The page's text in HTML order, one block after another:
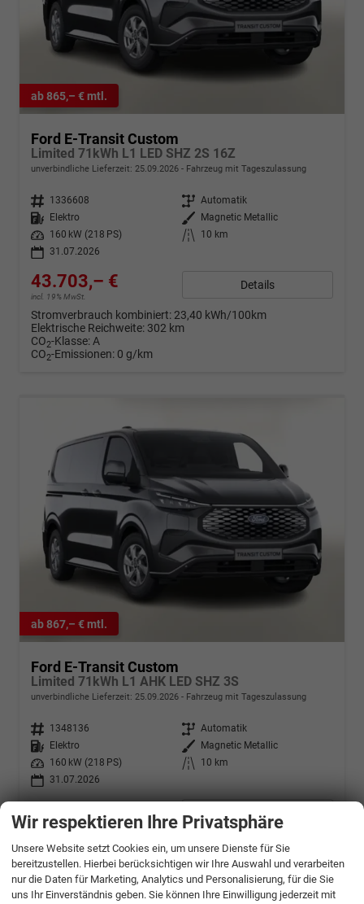
ab 865,– € mtl.
Ford E-Transit Custom
Limited 71kWh L1 LED SHZ 2S 16Z
unverbindliche Lieferzeit: 25.09.2026 Fahrzeug mit Tageszulassung
Fahrzeugnr. 1336608 Getriebe Automatik
Kraftstoff
Elektro Außenfarbe
Magnetic Metallic
Leistung
160 kW (218 PS) Kilometerstand
10 km
31.07.2026
43.703,– €
incl. 19% MwSt.
Details
Stromverbrauch kombiniert: 23,40 kWh/100km
Elektrische Reichweite: 302 km
CO2-Klasse:A
CO2-Emissionen: 0 g/km
ab 867,– € mtl.
Ford E-Transit Custom
Limited 71kWh L1 AHK LED SHZ 3S
unverbindliche Lieferzeit: 25.09.2026 Fahrzeug mit Tageszulassung
Fahrzeugnr. 1348136 Getriebe Automatik
Kraftstoff
Elektro Außenfarbe
Magnetic Metallic
Leistung
160 kW (218 PS) Kilometerstand
10 km
31.07.2026
43.800,– €
incl. 19% MwSt.
Details
Stromverbrauch kombiniert: 23,40 kWh/100km
Elektrische Reichweite: 349 km
CO -Klasse:A
CO2 -Emissionen:0 g/km
Wir respektieren Ihre Privatsphäre
Unsere Website setzt Cookies ein, um unsere Dienste für Sie
bereitzustellen. Hierbei berücksichtigen wir Ihre Auswahl und verarbeiten
nur die Daten für Marketing, Analytics und Personalisierung, für die Sie
uns Ihr Einverständnis geben. Sie können Ihre Einwilligung jederzeit mit